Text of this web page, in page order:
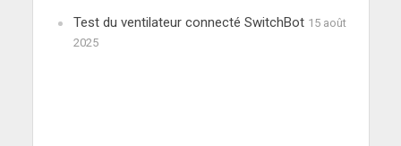
Test du ventilateur connecté SwitchBot 15 août
2025